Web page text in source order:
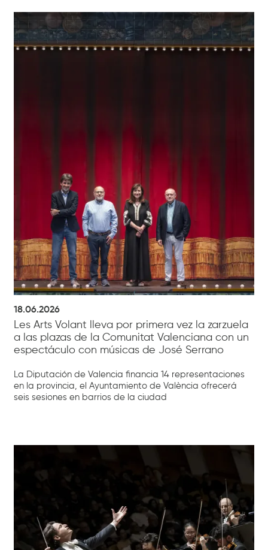
18.06.2026
Les Arts Volant lleva por primera vez la zarzuela
a las plazas de la Comunitat Valenciana con un
espectáculo con músicas de José Serrano
La Diputación de Valencia financia 14 representaciones
en la provincia, el Ayuntamiento de València ofrecerá
seis sesiones en barrios de la ciudad